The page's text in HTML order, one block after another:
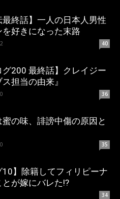
最終話】一人の日本人男性
好きになった末路
40
グ200 最終話】クレイジー
担当の由来』
36
の味、誹謗中傷の原因と
35
10】除籍してフィリピーナ
とが嫁にバレた!?
34